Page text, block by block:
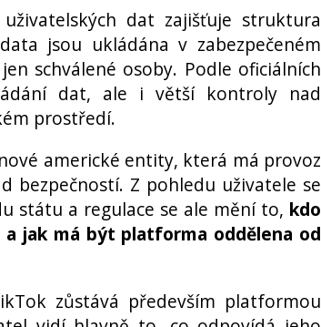
dat zajišťuje struktura
jsou ukládána v zabezpečeném
schválené osoby. Podle oficiálních
dat, ale i větší kontroly nad
prostředí.
americké entity, která má provoz
bezpečností. Z pohledu uživatele se
státu a regulace se ale mění to, kdo
jak má být platforma oddělena od
zůstává především platformou